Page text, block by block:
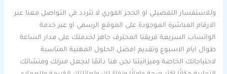
وللاستفسار التفصيلي او الحجز الفوري لا تتردد في التواصل معنا عبر
الارقام المباشرة الموجودة على الموقع الرسمي او عبر خدمة
الواتساب السريعة فريقنا المحترف جاهز لخدمتك على مدار الساعة
طوال ايام الاسبوع وتقديم افضل الحلول المهنية المناسبة
لاحتياجاتك الخاصة وميزانيتنا نحن هنا دائمًا لنجعل منزلك ومنشاتك